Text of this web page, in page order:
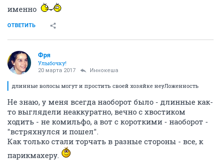
именно
ОТВЕТИТЬ
Фря
Улыбочку!
20 марта 2017 Иннокеша
длинные волосы могут и простить своей хозяйке неуЛоженность
Не знаю, у меня всегда наоборот было - длинные как-
то выглядели неаккуратно, вечно с хвостиком
ходить - не комильфо, а вот с короткими - наоборот -
"встряхнулся и пошел".
Как только стали торчать в разные стороны - все, к
парикмахеру.